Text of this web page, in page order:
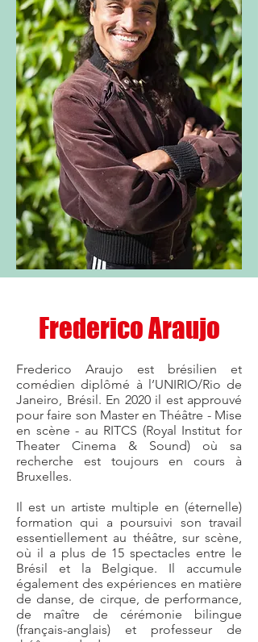
Frederico Araujo
Frederico Araujo est brésilien et
comédien diplômé à l’UNIRIO/Rio de
Janeiro, Brésil. En 2020 il est approuvé
pour faire son Master en Théâtre - Mise
en scène - au RITCS (Royal Institut for
Theater Cinema & Sound) où sa
recherche est toujours en cours à
Bruxelles.
Il est un artiste multiple en (éternelle)
formation qui a poursuivi son travail
essentiellement au théâtre, sur scène,
où il a plus de 15 spectacles entre le
Brésil et la Belgique. Il accumule
également des expériences en matière
de danse, de cirque, de performance,
de maître de cérémonie bilingue
(français-anglais) et professeur de